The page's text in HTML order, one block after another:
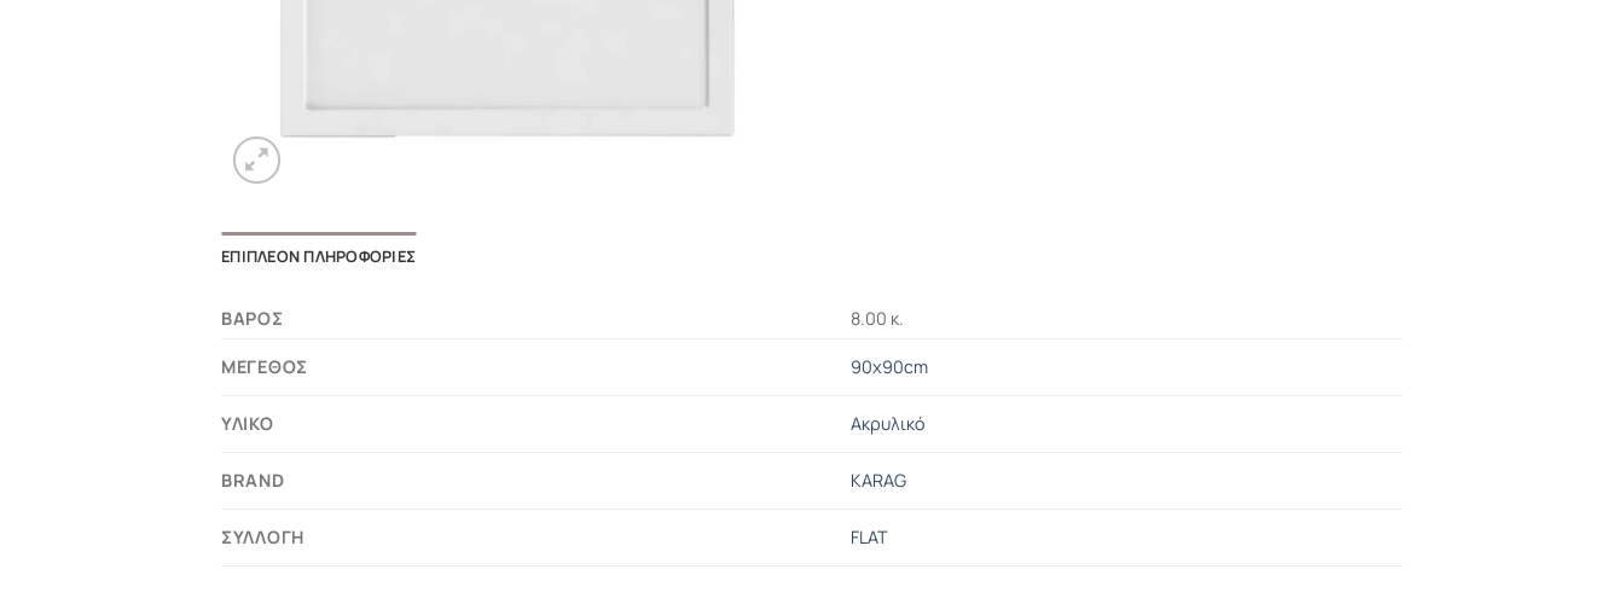
ΕΠΙΠΛΈΟΝ ΠΛΗΡΟΦΟΡΊΕΣ
ΒΆΡΟΣ 8.00 κ.
ΜΈΓΕΘΟΣ 90x90cm
ΥΛΙΚΌ Ακρυλικό
BRAND KARAG
ΣΥΛΛΟΓΉ FLAT